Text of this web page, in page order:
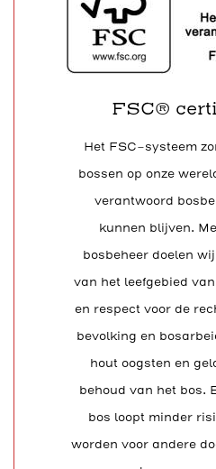
FSC®
Het FSC-systeem
bossen op onze
verantwoord
kunnen blijven.
bosbeheer doelen
van het leefgebied
en respect voor de
bevolking en
hout oogsten en
behoud van het bos.
bos loopt minder
worden voor andere